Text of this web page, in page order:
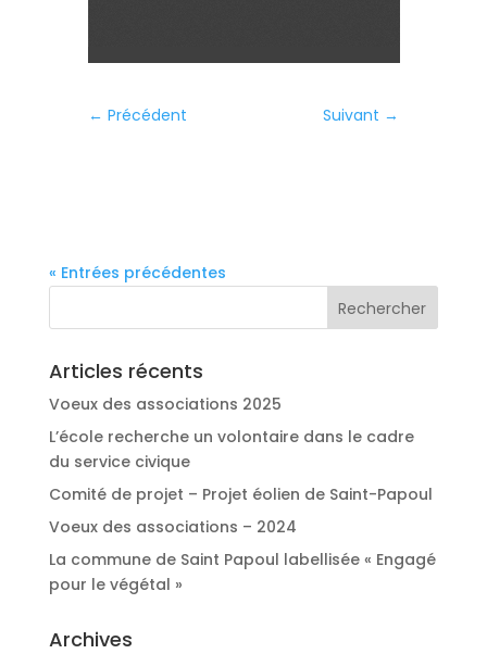
← Précédent Suivant →
« Entrées précédentes
Articles récents
Voeux des associations 2025
L’école recherche un volontaire dans le cadre
du service civique
Comité de projet – Projet éolien de Saint-Papoul
Voeux des associations – 2024
La commune de Saint Papoul labellisée « Engagé
pour le végétal »
Archives